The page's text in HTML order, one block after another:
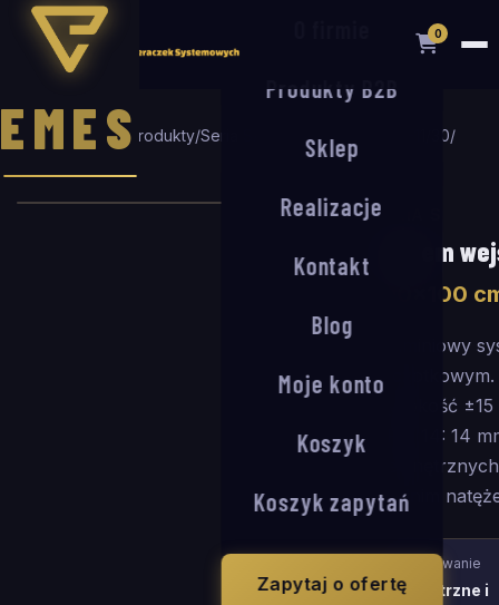
EMES
0
Produkty B2B
Sklep
Realizacje
Kontakt
Blog
Moje konto
Koszyk
Koszyk zapytań
Zapytaj o ofertę
Strona główna /Produkty/Seria S System wejściowy S-11/30/
SERIA S
System
100
Aluminiowy
szczotkowym.
wysokość
ARM 14: 14
średnim
Zastosowanie
zewnętrzne i